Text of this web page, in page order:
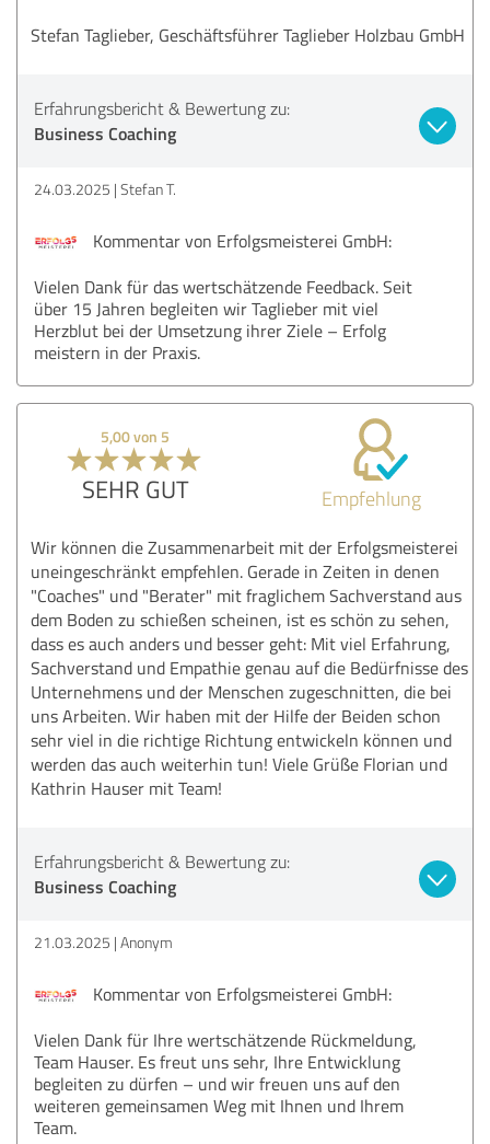
Stefan Taglieber, Geschäftsführer Taglieber Holzbau GmbH
Erfahrungsbericht & Bewertung zu:
Business Coaching
24.03.2025 Stefan T.
Kommentar von Erfolgsmeisterei GmbH:
Vielen Dank für das wertschätzende Feedback. Seit
über 15 Jahren begleiten wir Taglieber mit viel
Herzblut bei der Umsetzung ihrer Ziele – Erfolg
meistern in der Praxis.
5,00 von 5
SEHR GUT Empfehlung
Wir können die Zusammenarbeit mit der Erfolgsmeisterei
uneingeschränkt empfehlen. Gerade in Zeiten in denen
"Coaches" und "Berater" mit fraglichem Sachverstand aus
dem Boden zu schießen scheinen, ist es schön zu sehen,
dass es auch anders und besser geht: Mit viel Erfahrung,
Sachverstand und Empathie genau auf die Bedürfnisse des
Unternehmens und der Menschen zugeschnitten, die bei
uns Arbeiten. Wir haben mit der Hilfe der Beiden schon
sehr viel in die richtige Richtung entwickeln können und
werden das auch weiterhin tun! Viele Grüße Florian und
Kathrin Hauser mit Team!
Erfahrungsbericht & Bewertung zu:
Business Coaching
21.03.2025 Anonym
Kommentar von Erfolgsmeisterei GmbH:
Vielen Dank für Ihre wertschätzende Rückmeldung,
Team Hauser. Es freut uns sehr, Ihre Entwicklung
begleiten zu dürfen – und wir freuen uns auf den
weiteren gemeinsamen Weg mit Ihnen und Ihrem
Team.